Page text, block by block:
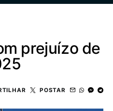
prejuízo de
POSTAR